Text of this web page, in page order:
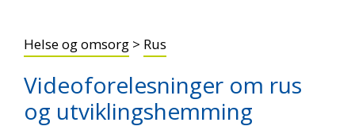
Helse og omsorg > Rus
Videoforelesninger om rus
og utviklingshemming